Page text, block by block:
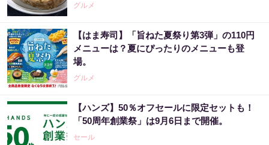
グルメ
【はま寿司】「旨ねた夏祭り第3弾」の110円
メニューは？夏にぴったりのメニューも登
場。
グルメ
【ハンズ】50％オフセールに限定セットも！
「50周年創業祭」は9月6日まで開催。
セール